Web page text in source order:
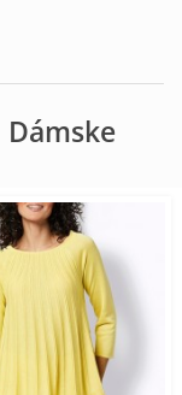
Dámske